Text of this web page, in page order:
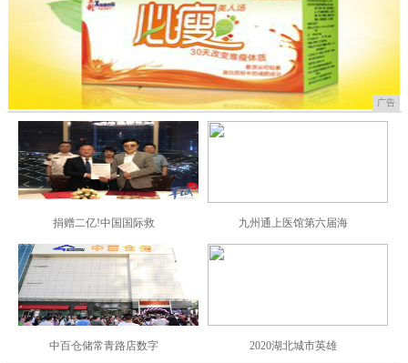
广告
捐赠二亿!中国国际救 九州通上医馆第六届海
中百仓储常青路店数字 2020湖北城市英雄